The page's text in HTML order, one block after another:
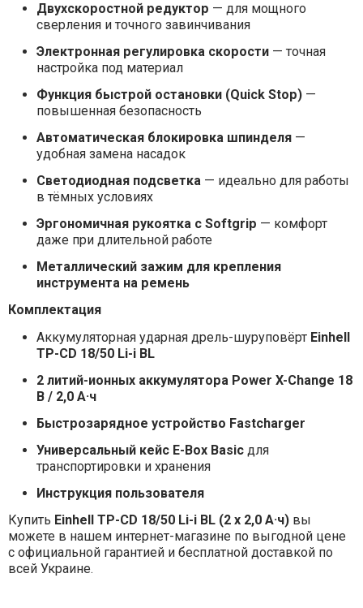
Двухскоростной редуктор — для мощного
сверления и точного завинчивания
Электронная регулировка скорости— точная
настройка под материал
Функция быстрой остановки (Quick Stop)—
повышенная безопасность
Автоматическая блокировка шпинделя—
удобная замена насадок
Светодиодная подсветка— идеально для работы
в тёмных условиях
Эргономичная рукоятка с Softgrip — комфорт
даже при длительной работе
Металлический зажим для крепления
инструмента на ремень
Комплектация
Аккумуляторная ударная дрель-шуруповёрт Einhell
TP-CD 18/50 Li-i BL
2 литий-ионных аккумулятора Power X-Change 18
В / 2,0 А·ч
Быстрозарядное устройство Fastcharger
Универсальный кейс E-Box Basicдля
транспортировки и хранения
Инструкция пользователя
Купить Einhell TP-CD 18/50 Li-i BL (2 x 2,0 А·ч)вы
можете в нашем интернет-магазине по выгодной цене
с официальной гарантией и бесплатной доставкой по
всей Украине.